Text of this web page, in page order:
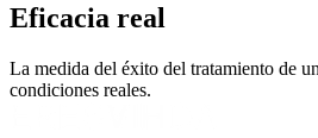
Eficacia real
La medida del éxito del tratamiento de
condiciones reales.